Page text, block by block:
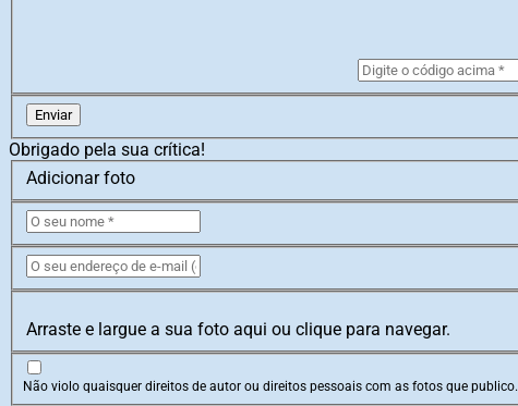
Enviar
Obrigado pela sua crítica!
Adicionar foto
Arraste e largue a sua foto aqui ou clique para navegar.
Não violo quaisquer direitos de autor ou direitos pessoais com as fotos que publico.